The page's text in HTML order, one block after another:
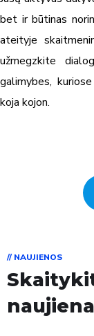
bet ir būtinas
ateityje
užmegzkite
galimybes,
koja kojon.
// NAUJIENOS